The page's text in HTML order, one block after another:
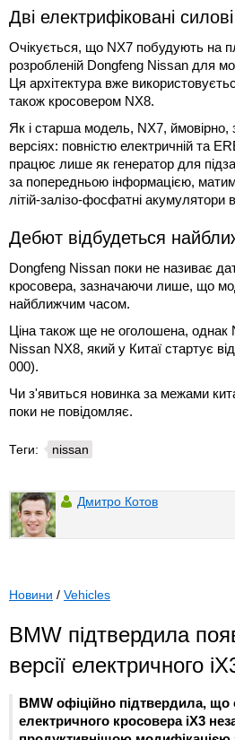
Дві електрифіковані
Очікується, що NX7 побудують на
розробленій Dongfeng Nissan для
Ця архітектура вже
також кросовером NX8.
Як і старша модель, NX7, ймовірно,
версіях: повністю електричній та
працює лише як генератор для
за попередньою інформацією,
літій-залізо-фосфатні акумулятори
Дебют відбудеться
Dongfeng Nissan поки не називає
кросовера, зазначаючи лише, що
найближчим часом.
Ціна також ще не оголошена,
Nissan NX8, який у Китаї стартує
000).
Чи з'явиться новинка за межами
поки не повідомляє.
Теги: nissan
Дмитро Котов
Новини / Vehicles
BMW підтвердила
версії електричного
BMW офіційно підтвердила, що
електричного кросовера iX3